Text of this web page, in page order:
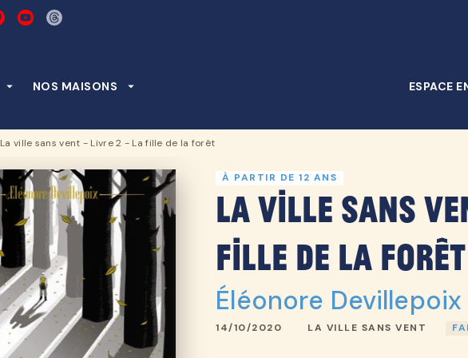
CONTENU
arrow_drop_down NOS MAISONS arrow_drop_down ESPACE
La ville sans vent - Livre 2 - La fille de la forêt
À PARTIR DE 12 ANS
La ville sans
fille de la forêt
Éléonore Devillepoix
14/10/2020 LA VILLE SANS VENT